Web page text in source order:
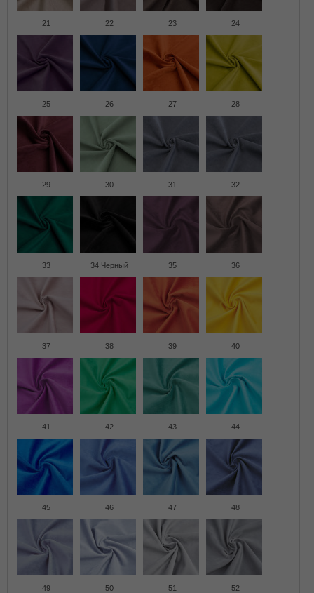
21 22 23 24
25 26 27 28
29 30 31 32
33 34 Черный 35 36
37 38 39 40
41 42 43 44
45 46 47 48
49 50 51 52